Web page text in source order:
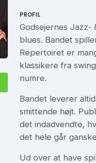
PROFIL
Godsejernes Jazz-
blues. Bandet
Repertoiret er
klassikere fra
numre.
Bandet leverer
smittende højt.
det indadvendte,
det hele går
Ud over at have